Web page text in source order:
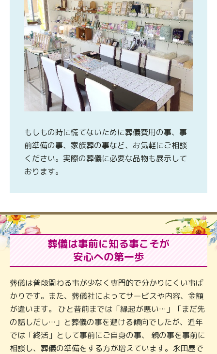
もしもの時に慌てないために葬儀費用の事、事
前準備の事、家族葬の事など、お気軽にご相談
ください。実際の葬儀に必要な品物も展示して
おります。
葬儀は事前に知る事こそが
安心への第一歩
葬儀は普段関わる事が少なく専門的で分かりにくい事ば
かりです。また、葬儀社によってサービスや内容、金額
が違います。 ひと昔前までは「縁起が悪い…」「まだ先
の話しだし…」と葬儀の事を避ける傾向でしたが、近年
では「終活」として事前にご自身の事、 親の事を事前に
相談し、葬儀の準備をする方が増えています。永田屋で